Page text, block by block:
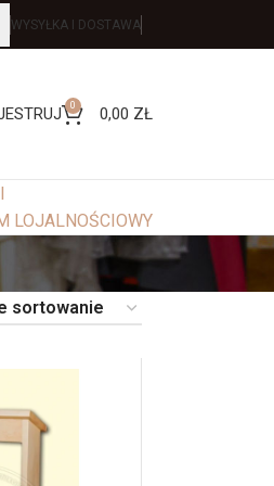
WYSYŁKA I DOSTAWA
0 0,00 ZŁ
LOJALNOŚCIOWY